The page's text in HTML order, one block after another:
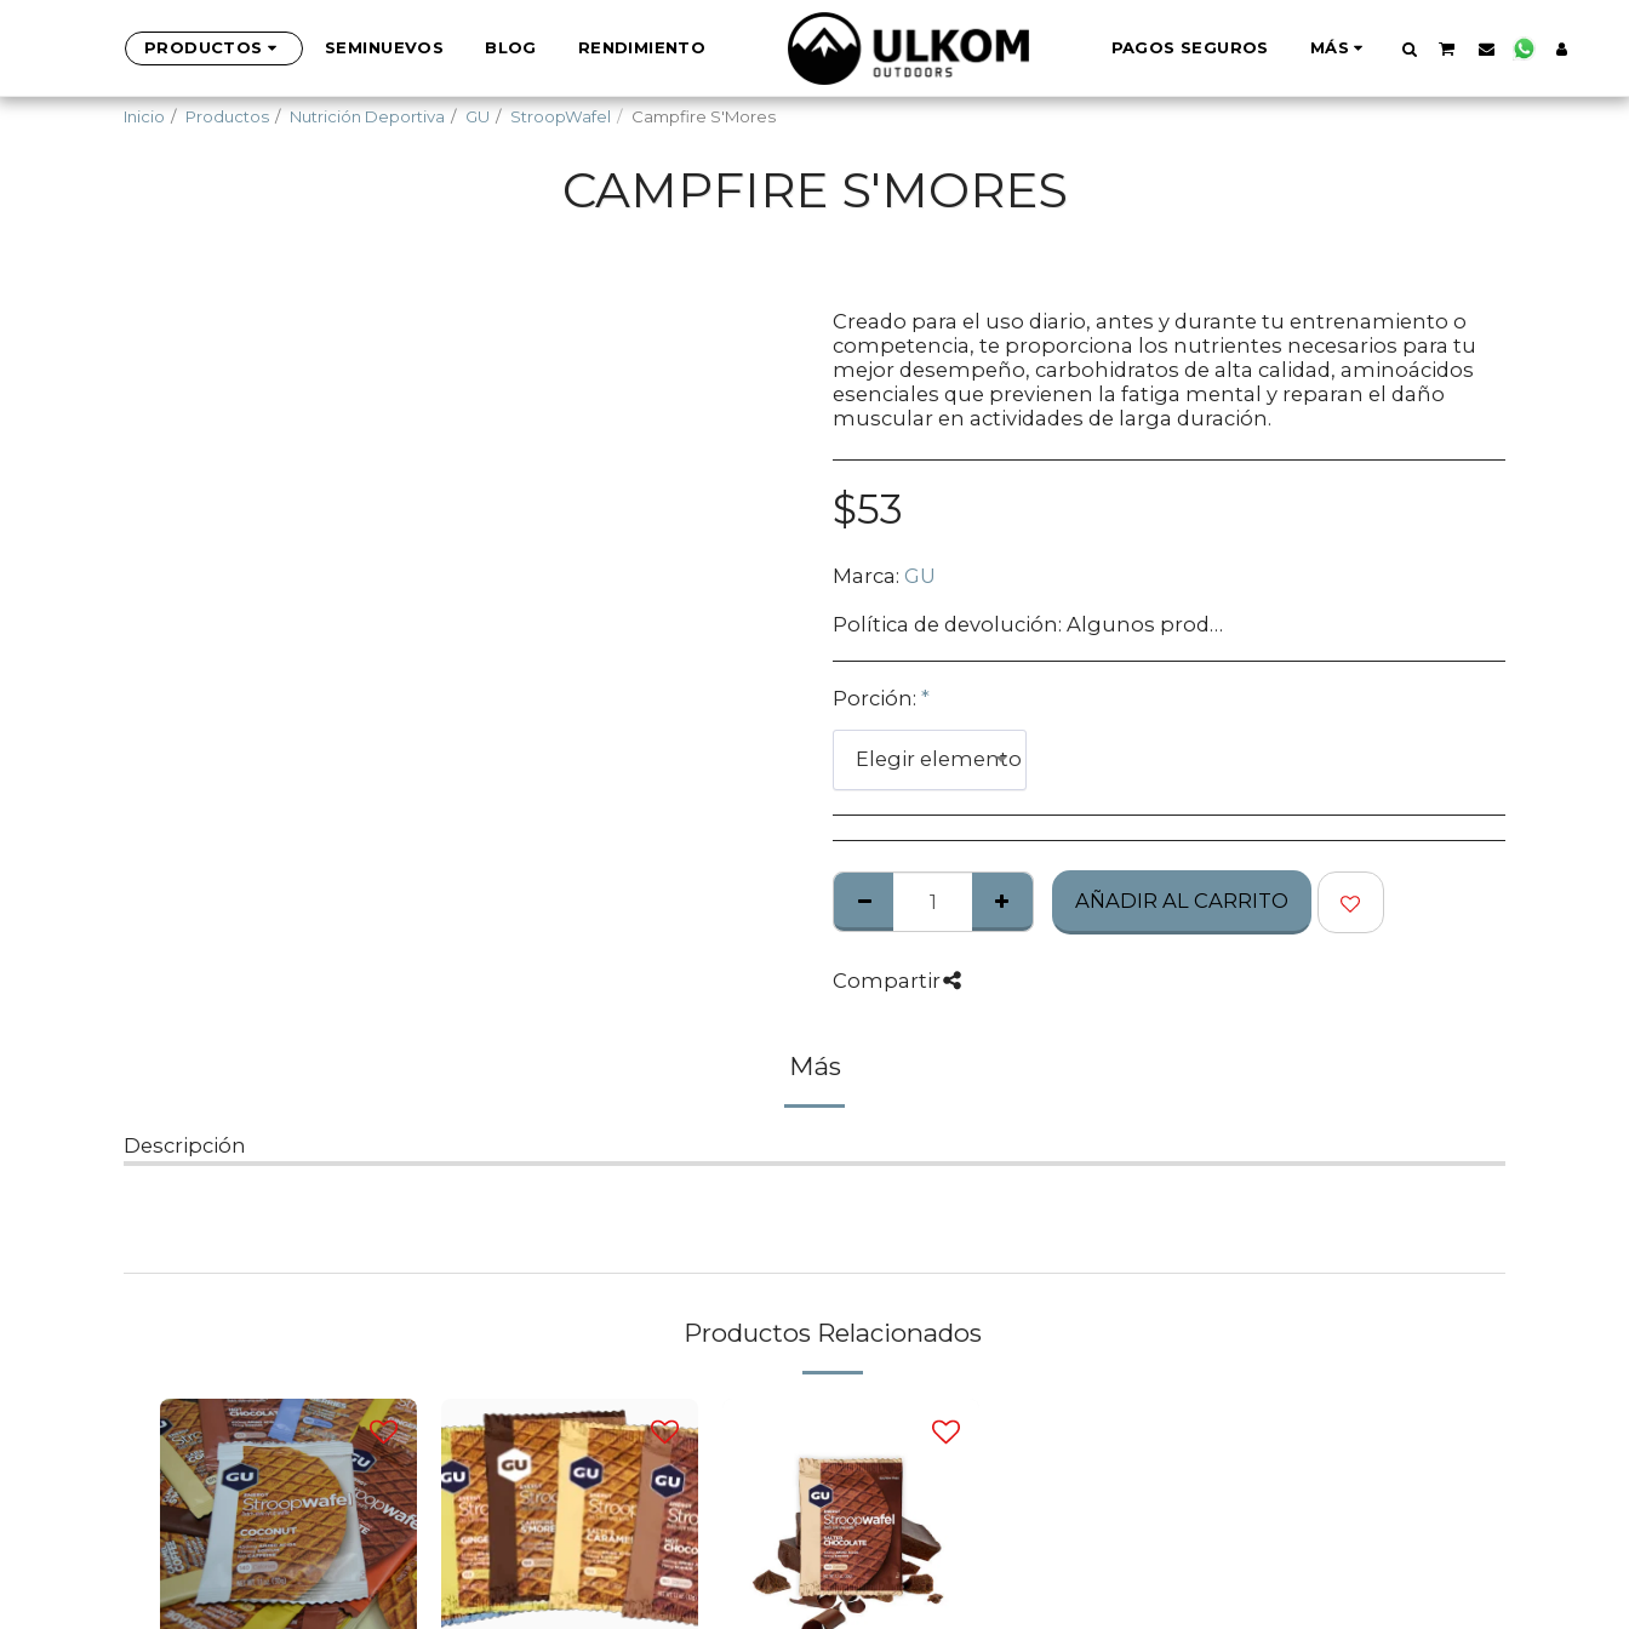
PRODUCTOS SEMINUEVOS BLOG RENDIMIENTO PAGOS SEGUROS MÁS
Inicio Productos Nutrición Deportiva GU StroopWafel Campfire S'Mores
CAMPFIRE S'MORES
Creado para el uso diario, antes y durante tu entrenamiento o
competencia, te proporciona los nutrientes necesarios para tu
mejor desempeño, carbohidratos de alta calidad, aminoácidos
esenciales que previenen la fatiga mental y reparan el daño
muscular en actividades de larga duración.
$53
Marca: GU
Política de devolución: Algunos productos no califican para ser regresados, te pedimos confirmes bien tu talla, modelo o estilo.
Porción: *
Elegir elemento
AÑADIR AL CARRITO
Compartir
Más
Descripción
Productos Relacionados